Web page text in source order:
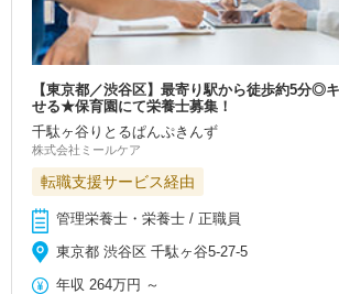
【東京都／渋谷区】最寄り駅から徒歩約5分◎
せる★保育園にて栄養士募集！
千駄ヶ谷りとるぱんぷきんず
株式会社ミールケア
転職支援サービス経由
管理栄養士・栄養士 / 正職員
東京都 渋谷区 千駄ヶ谷5-27-5
年収 264万円 ～